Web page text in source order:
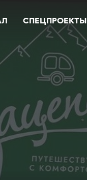
СПЕЦПРОЕКТЫ